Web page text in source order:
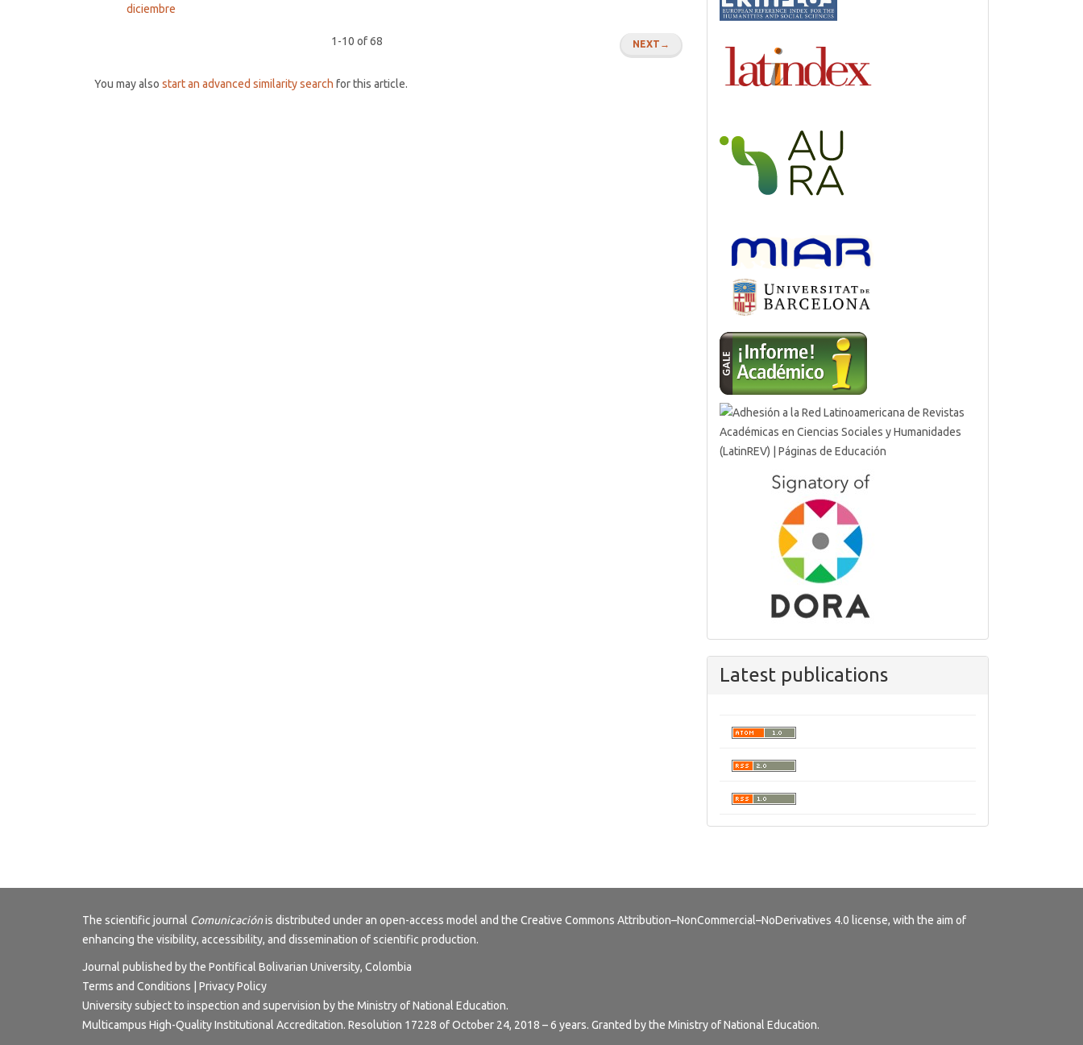
diciembre
1-10 of 68 NEXT →
You may also start an advanced similarity search for this article.
Latest publications
The scientific journal Comunicaciónis distributed under an open-access model and the Creative Commons Attribution–NonCommercial–NoDerivatives 4.0 license, with the aim of
enhancing the visibility, accessibility, and dissemination of scientific production.
Journal published by the Pontifical Bolivarian University, Colombia
Terms and Conditions | Privacy Policy
University subject to inspection and supervision by the Ministry of National Education.
Multicampus High-Quality Institutional Accreditation. Resolution 17228 of October 24, 2018 – 6 years. Granted by the Ministry of National Education.